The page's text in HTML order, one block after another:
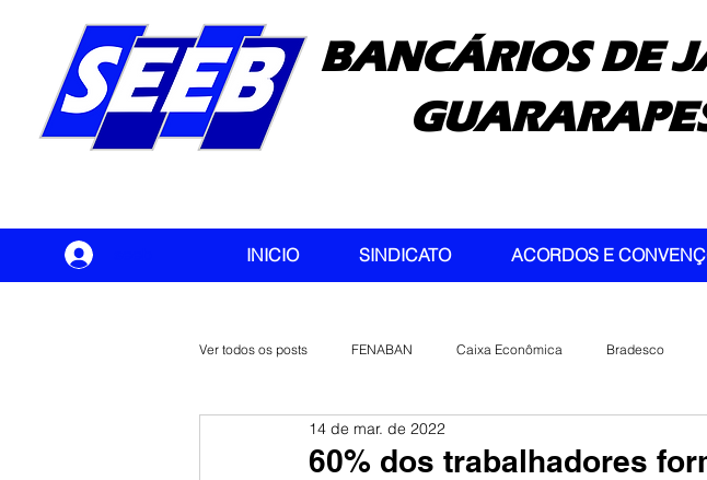
BANCÁRIOS DE
INICIO SINDICATO ACORDOS E
Ver todos os posts FENABAN Caixa Econômica Bradesco
Banco do Brasil CONTEC
60% dos trabalhadores
14 de mar. de 2022